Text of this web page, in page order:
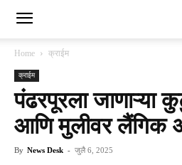
Home क्राईम
क्राईम
पंढरपूरला जाणाऱ्या
आणि मुलीवर लैंगिक
By News Desk - जुलै 6, 2025